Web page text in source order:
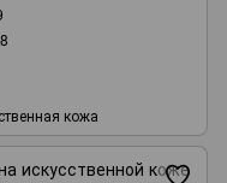
кожа